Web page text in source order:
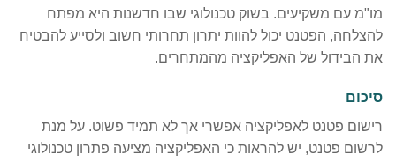
מו"מ עם משקיעים. בשוק טכנולוגי שבו חדשנות היא מפתח
להצלחה, הפטנט יכול להוות יתרון תחרותי חשוב ולסייע להבטיח
את הבידול של האפליקציה מהמתחרים.
סיכום
רישום פטנט לאפליקציה אפשרי אך לא תמיד פשוט. על מנת
לרשום פטנט, יש להראות כי האפליקציה מציעה פתרון טכנולוגי